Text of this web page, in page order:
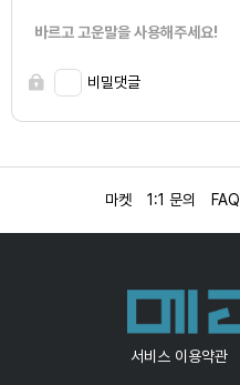
바르고 고운말을 사용해주세요!
비밀댓글
마켓 1:1 문의 FAQ
서비스 이용약관